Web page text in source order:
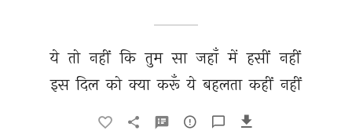
ये तो नहीं कि तुम सा जहाँ में हसीं नहीं
इस दिल को क्या करूँ ये बहलता कहीं नहीं